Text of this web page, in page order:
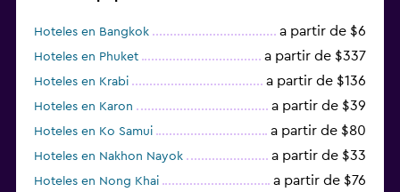
Hoteles en Bangkok a partir de $6
Hoteles en Phuket a partir de $337
Hoteles en Krabi a partir de $136
Hoteles en Karon a partir de $39
Hoteles en Ko Samui a partir de $80
Hoteles en Nakhon Nayok a partir de $33
Hoteles en Nong Khai a partir de $76